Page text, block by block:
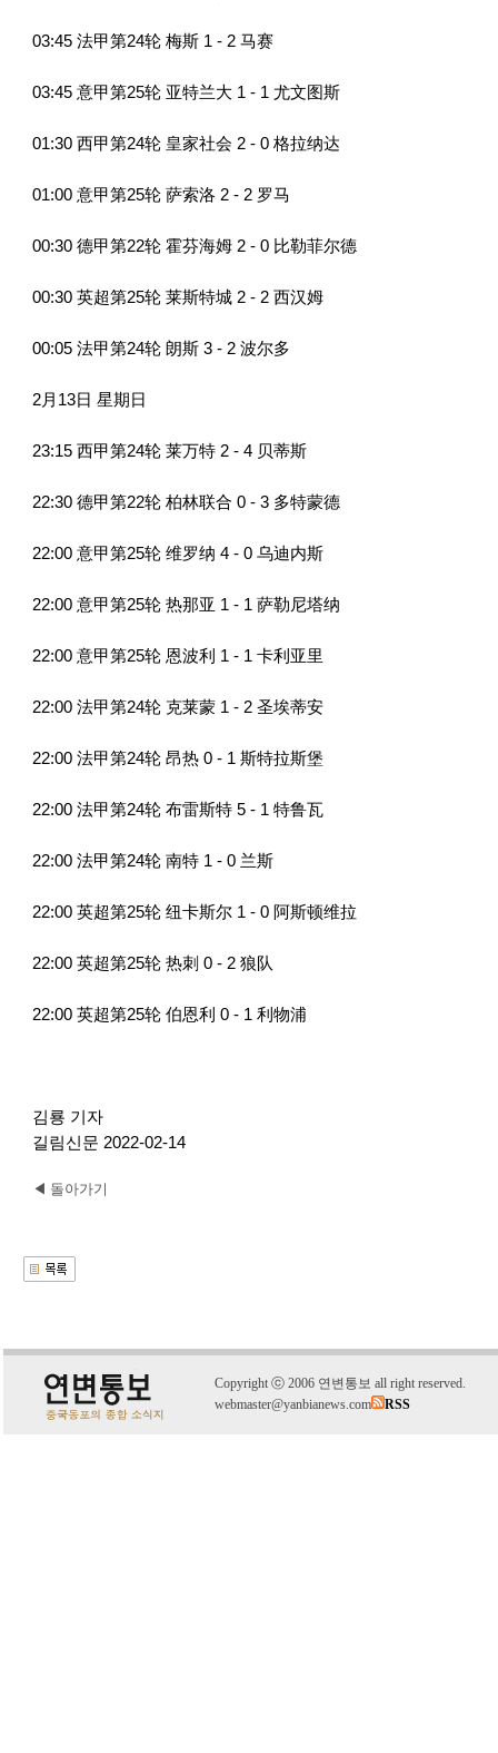
03:45 法甲第24轮 梅斯 1 - 2 马赛
03:45 意甲第25轮 亚特兰大 1 - 1 尤文图斯
01:30 西甲第24轮 皇家社会 2 - 0 格拉纳达
01:00 意甲第25轮 萨索洛 2 - 2 罗马
00:30 德甲第22轮 霍芬海姆 2 - 0 比勒菲尔德
00:30 英超第25轮 莱斯特城 2 - 2 西汉姆
00:05 法甲第24轮 朗斯 3 - 2 波尔多
2月13日 星期日
23:15 西甲第24轮 莱万特 2 - 4 贝蒂斯
22:30 德甲第22轮 柏林联合 0 - 3 多特蒙德
22:00 意甲第25轮 维罗纳 4 - 0 乌迪内斯
22:00 意甲第25轮 热那亚 1 - 1 萨勒尼塔纳
22:00 意甲第25轮 恩波利 1 - 1 卡利亚里
22:00 法甲第24轮 克莱蒙 1 - 2 圣埃蒂安
22:00 法甲第24轮 昂热 0 - 1 斯特拉斯堡
22:00 法甲第24轮 布雷斯特 5 - 1 特鲁瓦
22:00 法甲第24轮 南特 1 - 0 兰斯
22:00 英超第25轮 纽卡斯尔 1 - 0 阿斯顿维拉
22:00 英超第25轮 热刺 0 - 2 狼队
22:00 英超第25轮 伯恩利 0 - 1 利物浦
김룡 기자
길림신문 2022-02-14
◀ 돌아가기
Copyright ⓒ 2006 연변통보 all right reserved.
webmaster@yanbianews.com
RSS